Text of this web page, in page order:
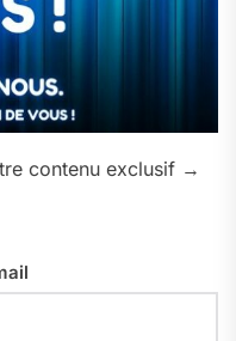
contenu exclusif →